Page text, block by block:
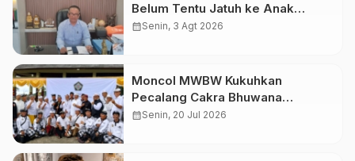
Belum Tentu Jatuh ke Anak
Kandung, Jero Mangku “Merusak
calendar_monthSenin, 3 Agt 2026
Moncol MWBW Kukuhkan
Pecalang Cakra Bhuwana
Nusantara
calendar_monthSenin, 20 Jul 2026